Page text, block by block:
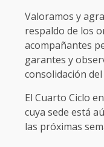
Valoramos y
respaldo de los
acompañantes
garantes y
consolidación
​El Cuarto Ciclo
cuya sede está
las próximas